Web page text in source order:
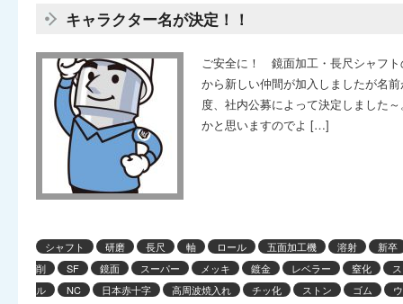
キャラクター名が決定！！
ご安全に！ 鏡面加工・長尺シャフ
から新しい仲間が加入しましたが名
度、社内公募によって決定しました
かと思いますのでよ […]
シャフト 研磨 長尺 軸 ロール 五面加工機 溶射
新卒
削
SF 鏡面 スーパー メッキ 鍍金 レベラー 窒化
ル
NC 日本赤十字 高周波焼入れ チッ化 ストン ゴム